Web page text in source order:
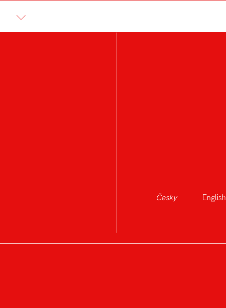
Česky English